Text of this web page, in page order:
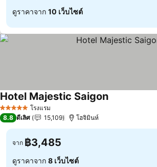
ดูราคาจาก 10 เว็บไซต์
5 ดาว โรงแรม
Hotel Majestic Saigonดูราคา
8.8 ดีเลิศ 15,109 โฮจิมินห์
จาก ฿3,485
ดูราคาจาก 8 เว็บไซต์